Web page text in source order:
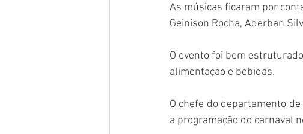
As músicas ficaram por
Geinison Rocha, Aderban
O evento foi bem
alimentação e bebidas.
O chefe do departamento
a programação do carnaval